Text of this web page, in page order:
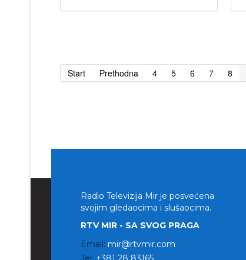
Start Prethodna 4 5 6 7 8
Radio Televizija Mir je posvećena
svojim gledaocima i slušaocima.
RTV MIR - SA SVOG PRAGA
Email: mir@rtvmir.com